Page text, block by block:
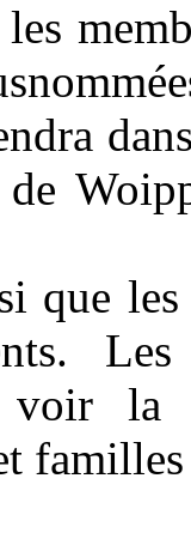
que
voir la